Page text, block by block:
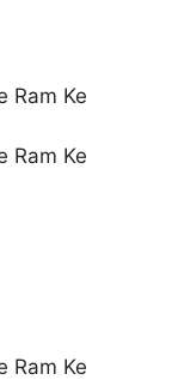
Ram Ke
Ram Ke
Ram Ke